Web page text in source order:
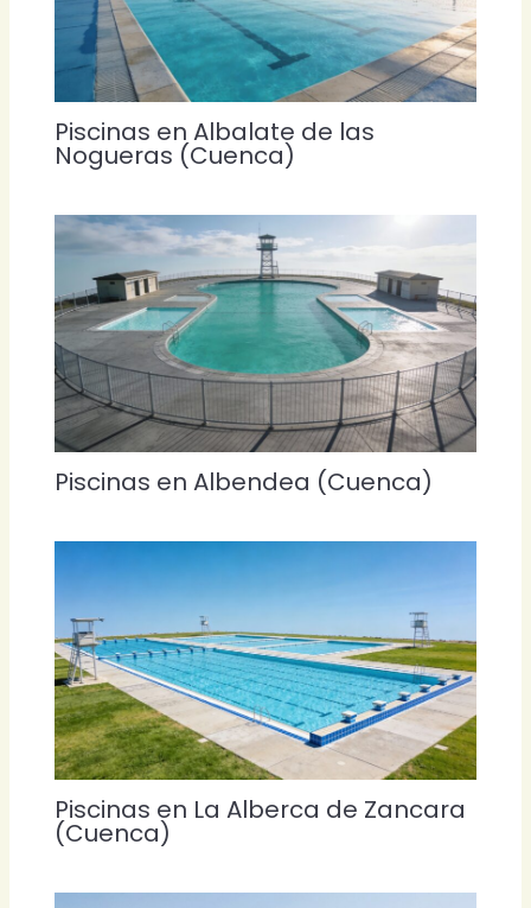
Piscinas en Albalate de las
Nogueras (Cuenca)
Piscinas en Albendea (Cuenca)
Piscinas en La Alberca de Zancara
(Cuenca)